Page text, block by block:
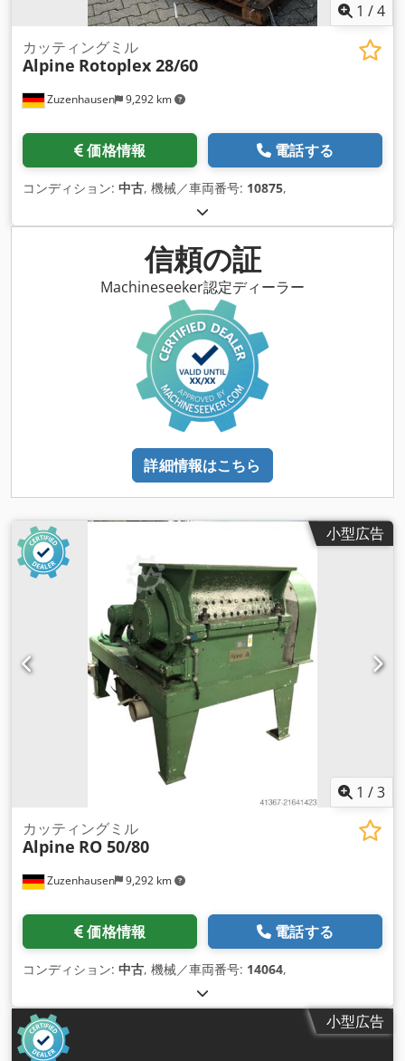
1 /4
Zuzenhausen 9,292 km
カッティングミル
Alpine Rotoplex 28/60
価格情報 電話する
コンディション: 中古, 機械／車両番号: 10875,
信頼の証
Machineseeker認定ディーラー
詳細情報はこちら
小型広告
1 /3
Zuzenhausen 9,292 km
カッティングミル
Alpine RO 50/80
価格情報 電話する
コンディション: 中古, 機械／車両番号: 14064,
小型広告